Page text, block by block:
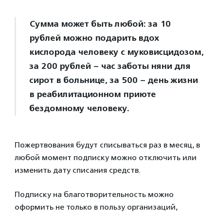
Сумма может быть любой: за 10
рублей можно подарить вдох
кислорода человеку с муковисцидозом,
за 200 рублей – час заботы няни для
сирот в больнице, за 500 – день жизни
в реабилитационном приюте
бездомному человеку.
Пожертвования будут списываться раз в месяц, в
любой момент подписку можно отключить или
изменить дату списания средств.
Подписку на благотворительность можно
оформить не только в пользу организаций,